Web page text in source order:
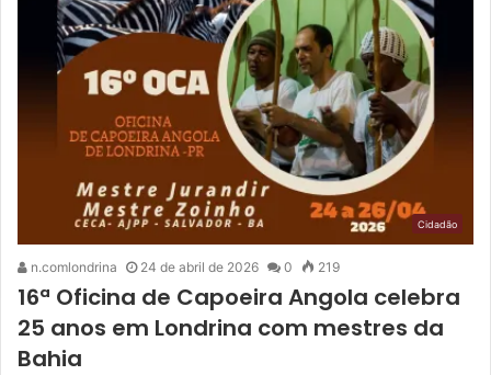
Cidadão
n.comlondrina 24 de abril de 2026 0 219
16ª Oficina de Capoeira Angola celebra
25 anos em Londrina com mestres da
Bahia